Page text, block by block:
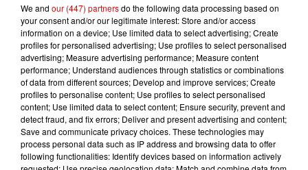
Les Mulhousiens ont été invités depuis à participer à des
ateliers. Le plus fréquenté portait sur la mise en lumière
des fresques. Une dizaine le sont aujourd'hui. Elles
seront 60 à terme. Le plan lumière aura permis de se
mettre aux normes d'éclairement hauteur des mâts,
intensités, surfaces.
Claudine Boni Da Silva, maire adjointe : "On est tenu
d'assurer la sécurité des biens et des personnes et c'est
à ce titre-là que le maire de Mulhouse n'a jamais
We and our (447) partnersdo the following data processing based on
your consent and/or our legitimate interest: Store and/or access
information on a device; Use limited data to select advertising; Create
profiles for personalised advertising; Use profiles to select personalised
advertising; Measure advertising performance; Measure content
performance; Understand audiences through statistics or combinations
of data from different sources; Develop and improve services; Create
profiles to personalise content; Use profiles to select personalised
content; Use limited data to select content; Ensure security, prevent and
detect fraud, and fix errors; Deliver and present advertising and content;
Save and communicate privacy choices. These technologies may
process personal data such as IP address and browsing data to offer
following functionalities: Identify devices based on information actively